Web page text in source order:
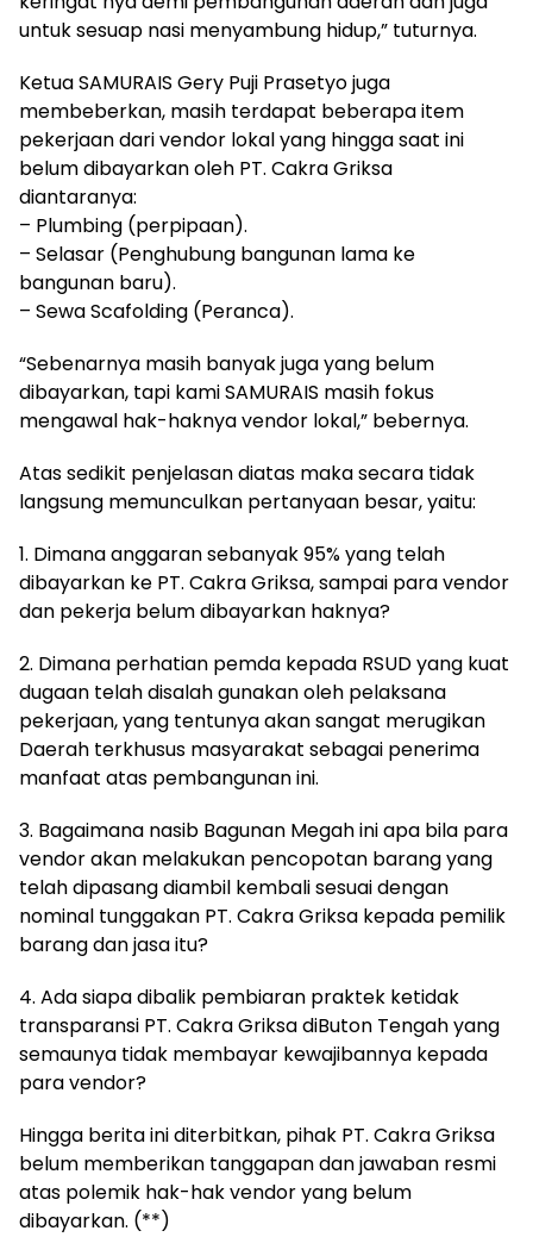
untuk sesuap nasi menyambung hidup,” tuturnya.
Ketua SAMURAIS Gery Puji Prasetyo juga
membeberkan, masih terdapat beberapa item
pekerjaan dari vendor lokal yang hingga saat ini
belum dibayarkan oleh PT. Cakra Griksa
diantaranya:
– Plumbing (perpipaan).
– Selasar (Penghubung bangunan lama ke
bangunan baru).
– Sewa Scafolding (Peranca).
“Sebenarnya masih banyak juga yang belum
dibayarkan, tapi kami SAMURAIS masih fokus
mengawal hak-haknya vendor lokal,” bebernya.
Atas sedikit penjelasan diatas maka secara tidak
langsung memunculkan pertanyaan besar, yaitu:
1. Dimana anggaran sebanyak 95% yang telah
dibayarkan ke PT. Cakra Griksa, sampai para vendor
dan pekerja belum dibayarkan haknya?
2. Dimana perhatian pemda kepada RSUD yang kuat
dugaan telah disalah gunakan oleh pelaksana
pekerjaan, yang tentunya akan sangat merugikan
Daerah terkhusus masyarakat sebagai penerima
manfaat atas pembangunan ini.
3. Bagaimana nasib Bagunan Megah ini apa bila para
vendor akan melakukan pencopotan barang yang
telah dipasang diambil kembali sesuai dengan
nominal tunggakan PT. Cakra Griksa kepada pemilik
barang dan jasa itu?
4. Ada siapa dibalik pembiaran praktek ketidak
transparansi PT. Cakra Griksa diButon Tengah yang
semaunya tidak membayar kewajibannya kepada
para vendor?
Hingga berita ini diterbitkan, pihak PT. Cakra Griksa
belum memberikan tanggapan dan jawaban resmi
atas polemik hak-hak vendor yang belum
dibayarkan. (**)